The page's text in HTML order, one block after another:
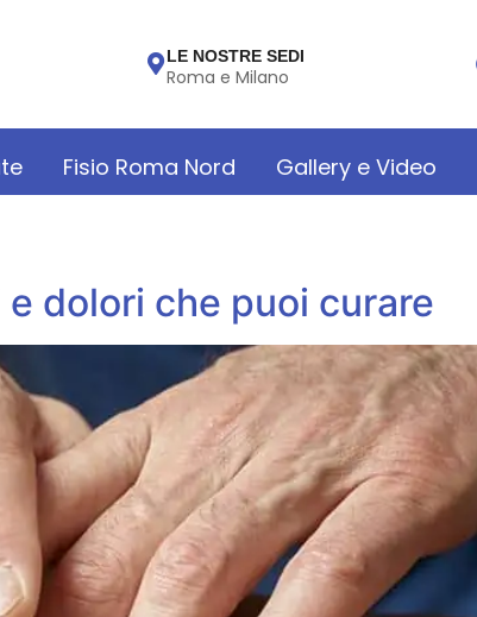
LE NOSTRE SEDI
Roma e Milano
Fisio Roma Nord Gallery e Video
dolori che puoi curare